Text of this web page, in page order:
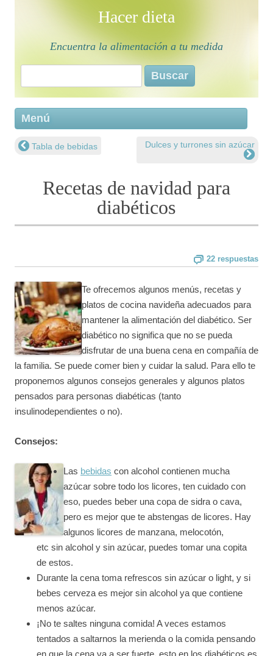
Hacer dieta
Encuentra la alimentación a tu medida
Buscar:
Menú
Navegación de entradas
Tabla de bebidas Dulces y turrones sin azúcar
Recetas de navidad para
diabéticos
22 respuestas
Te ofrecemos algunos menús, recetas y
platos de cocina navideña adecuados para
mantener la alimentación del diabético. Ser
diabético no significa que no se pueda
disfrutar de una buena cena en compañía de
la familia. Se puede comer bien y cuidar la salud. Para ello te
proponemos algunos consejos generales y algunos platos
pensados para personas diabéticas (tanto
insulinodependientes o no).
Consejos:
Las bebidas con alcohol contienen mucha
azúcar sobre todo los licores, ten cuidado con
eso, puedes beber una copa de sidra o cava,
pero es mejor que te abstengas de licores. Hay
algunos licores de manzana, melocotón,
etc sin alcohol y sin azúcar, puedes tomar una copita
de estos.
Durante la cena toma refrescos sin azúcar o light, y si
bebes cerveza es mejor sin alcohol ya que contiene
menos azúcar.
¡No te saltes ninguna comida! A veces estamos
tentados a saltarnos la merienda o la comida pensando
en que la cena va a ser fuerte, esto en los diabéticos es